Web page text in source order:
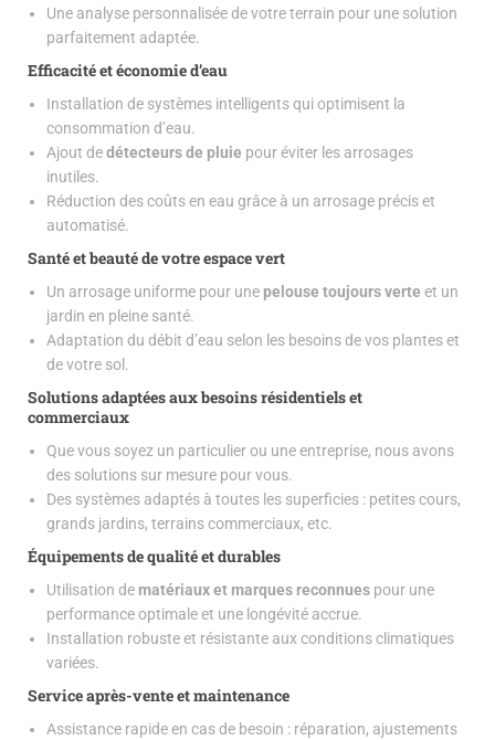
Une analyse personnalisée de votre terrain pour une solution
parfaitement adaptée.
Efficacité et économie d’eau
Installation de systèmes intelligents qui optimisent la
consommation d’eau.
Ajout dedétecteurs de pluie pour éviter les arrosages
inutiles.
Réduction des coûts en eau grâce à un arrosage précis et
automatisé.
Santé et beauté de votre espace vert
Un arrosage uniforme pour une pelouse toujours verte et un
jardin en pleine santé.
Adaptation du débit d’eau selon les besoins de vos plantes et
de votre sol.
Solutions adaptées aux besoins résidentiels et
commerciaux
Que vous soyez un particulier ou une entreprise, nous avons
des solutions sur mesure pour vous.
Des systèmes adaptés à toutes les superficies : petites cours,
grands jardins, terrains commerciaux, etc.
Équipements de qualité et durables
Utilisation de matériaux et marques reconnues pour une
performance optimale et une longévité accrue.
Installation robuste et résistante aux conditions climatiques
variées.
Service après-vente et maintenance
Assistance rapide en cas de besoin : réparation, ajustements